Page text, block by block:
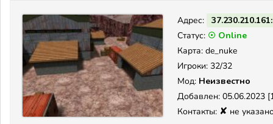
Адрес:
Статус: ☉ Online
Карта: de_nuke
Игроки: 32/32
Мод: Неизвестно
Добавлен: 05.06.2023
Контакты: ✘ не